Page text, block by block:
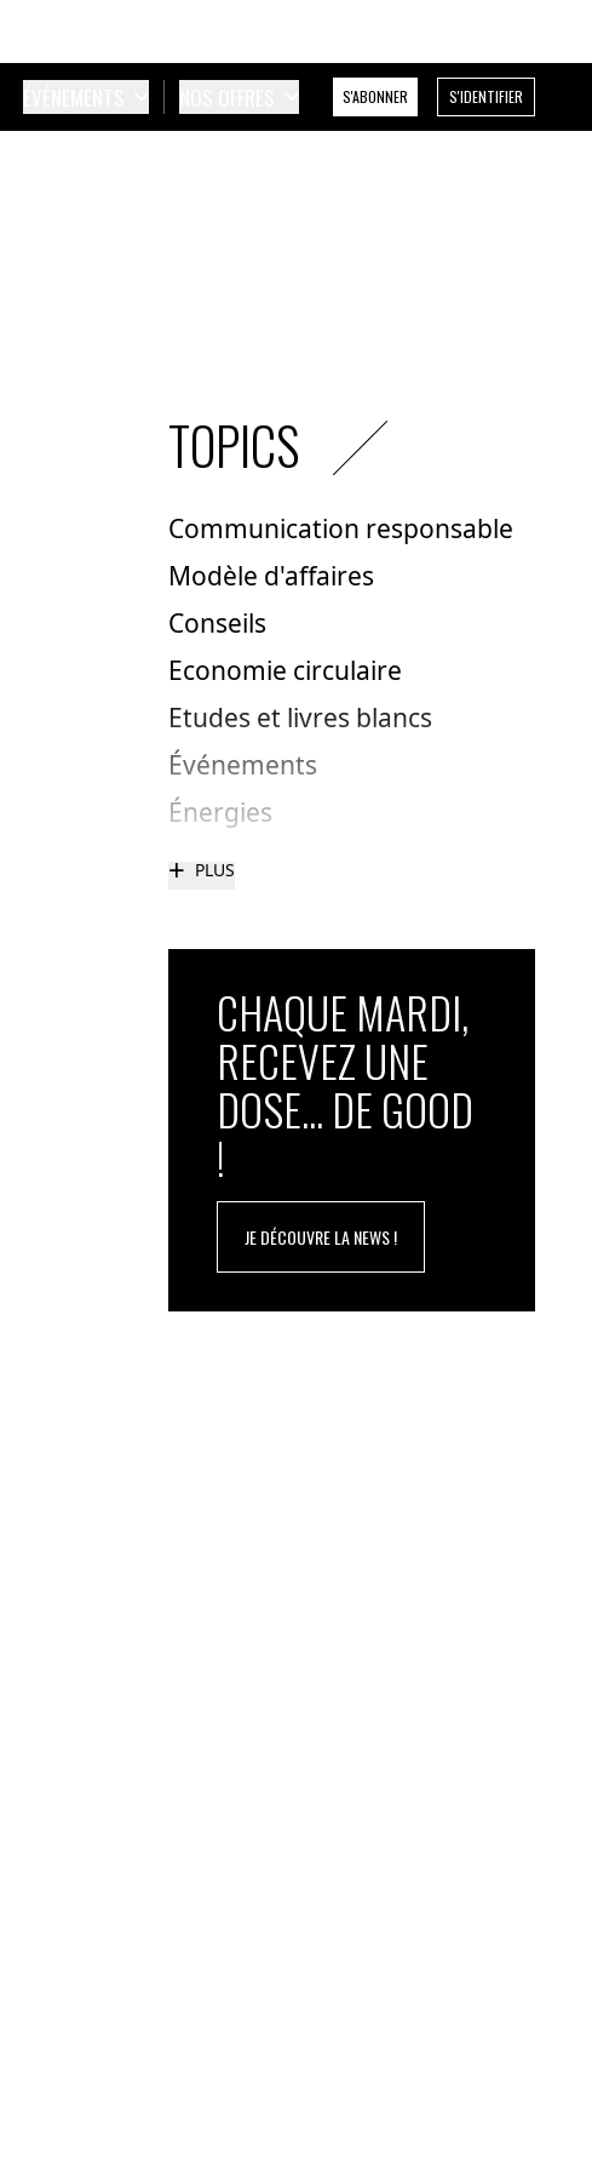
S'ABONNER S'IDENTIFIER
TOPICS
Communication responsable
Modèle d'affaires
Conseils
Economie circulaire
Etudes et livres blancs
Événements
Énergies
+ PLUS
CHAQUE MARDI,
RECEVEZ UNE
DOSE... DE GOOD
!
JE DÉCOUVRE LA NEWS !